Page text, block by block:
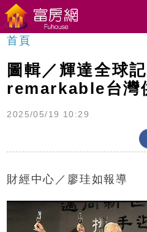
首頁
圖輯／輝達全球
remarkable台灣
2025/05/19 10:29
財經中心／廖珪如報導